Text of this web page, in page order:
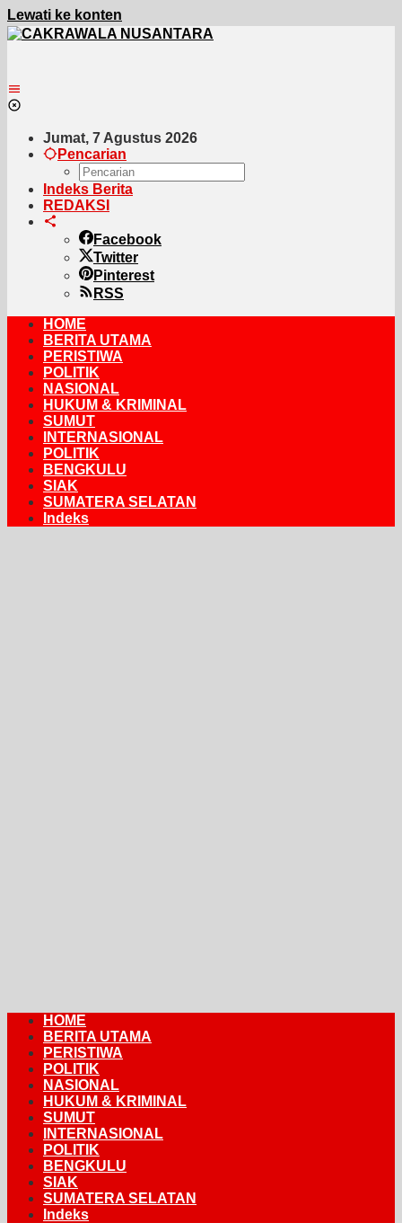
Lewati ke konten
Jumat, 7 Agustus 2026
Pencarian
Indeks Berita
REDAKSI
Facebook
Twitter
Pinterest
RSS
HOME
BERITA UTAMA
PERISTIWA
POLITIK
NASIONAL
HUKUM & KRIMINAL
SUMUT
INTERNASIONAL
POLITIK
BENGKULU
SIAK
SUMATERA SELATAN
Indeks
HOME
BERITA UTAMA
PERISTIWA
POLITIK
NASIONAL
HUKUM & KRIMINAL
SUMUT
INTERNASIONAL
POLITIK
BENGKULU
SIAK
SUMATERA SELATAN
Indeks